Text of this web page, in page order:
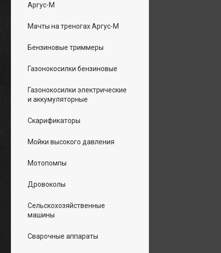
Аргус-М
Мачты на треногах Аргус-М
Бензиновые триммеры
Газонокосилки бензиновые
Газонокосилки электрические
и аккумуляторные
Скарификаторы
Мойки высокого давления
Мотопомпы
Дровоколы
Сельскохозяйственные
машины
Сварочные аппараты